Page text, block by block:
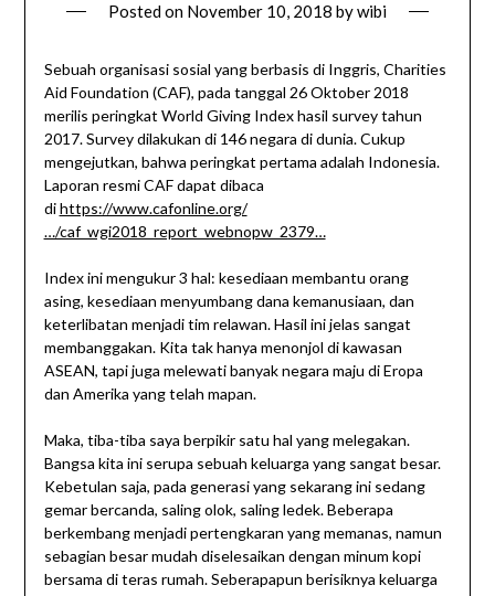
Posted on November 10, 2018 bywibi
Sebuah organisasi sosial yang berbasis di Inggris, Charities
Aid Foundation (CAF), pada tanggal 26 Oktober 2018
merilis peringkat World Giving Index hasil survey tahun
2017. Survey dilakukan di 146 negara di dunia. Cukup
mengejutkan, bahwa peringkat pertama adalah Indonesia.
Laporan resmi CAF dapat dibaca
dihttps://www.cafonline.org/
…/caf_wgi2018_report_webnopw_2379…
Index ini mengukur 3 hal: kesediaan membantu orang
asing, kesediaan menyumbang dana kemanusiaan, dan
keterlibatan menjadi tim relawan. Hasil ini jelas sangat
membanggakan. Kita tak hanya menonjol di kawasan
ASEAN, tapi juga melewati banyak negara maju di Eropa
dan Amerika yang telah mapan.
Maka, tiba-tiba saya berpikir satu hal yang melegakan.
Bangsa kita ini serupa sebuah keluarga yang sangat besar.
Kebetulan saja, pada generasi yang sekarang ini sedang
gemar bercanda, saling olok, saling ledek. Beberapa
berkembang menjadi pertengkaran yang memanas, namun
sebagian besar mudah diselesaikan dengan minum kopi
bersama di teras rumah. Seberapapun berisiknya keluarga